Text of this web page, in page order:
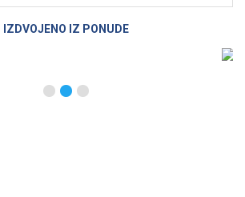
IZDVOJENO IZ PONUDE